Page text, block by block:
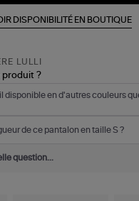
DISPONIBILITÉ EN BOUTIQUE
LULLI
produit ?
disponible en d'autres couleurs
de ce pantalon en taille S ?